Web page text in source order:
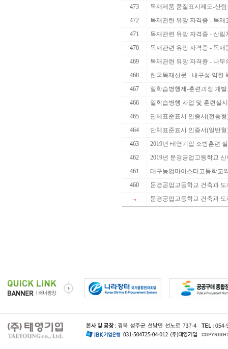
473
목재제품 품질표시제도-산
472
목재관련 유망 자격증 - 목재
471
목재관련 유망 자격증 - 산림
470
목재관련 유망 자격증 - 목재
469
목재관련 유망 자격증 - 나무
468
한국목재신문 - 내구성 약한
467
일학습병행제-훈련과정 개
466
일학습병행 사업 및 훈련실
465
단체표준표시 인증서(전통형
464
단체표준표시 인증서(일반형
463
2019년 태영기업 소방훈련
462
2019년 문경공업고등학교
461
대구농업마이스터고등학교
460
문경공업고등학교 건축과
→
문경공업고등학교 건축과